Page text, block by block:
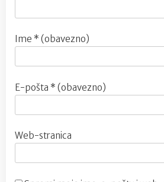
Ime * (obavezno)
E-pošta * (obavezno)
Web-stranica